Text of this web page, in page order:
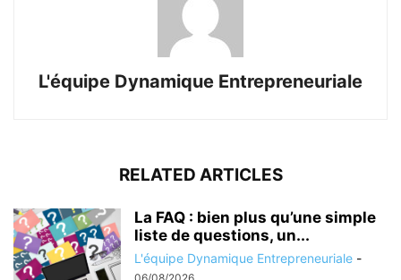
L'équipe Dynamique Entrepreneuriale
RELATED ARTICLES
La FAQ : bien plus qu’une simple
liste de questions, un...
L'équipe Dynamique Entrepreneuriale -